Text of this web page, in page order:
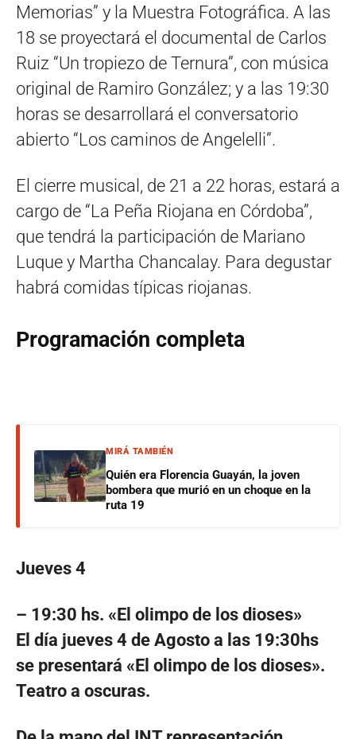
Memorias” y la Muestra Fotográfica. A las
18 se proyectará el documental de Carlos
Ruiz “Un tropiezo de Ternura”, con música
original de Ramiro González; y a las 19:30
horas se desarrollará el conversatorio
abierto “Los caminos de Angelelli”.
El cierre musical, de 21 a 22 horas, estará a
cargo de “La Peña Riojana en Córdoba”,
que tendrá la participación de Mariano
Luque y Martha Chancalay. Para degustar
habrá comidas típicas riojanas.
Programación completa
MIRÁ TAMBIÉN
Quién era Florencia Guayán, la joven
bombera que murió en un choque en la
ruta 19
Jueves 4
– 19:30 hs. «El olimpo de los dioses»
El día jueves 4 de Agosto a las 19:30hs
se presentará «El olimpo de los dioses».
Teatro a oscuras.